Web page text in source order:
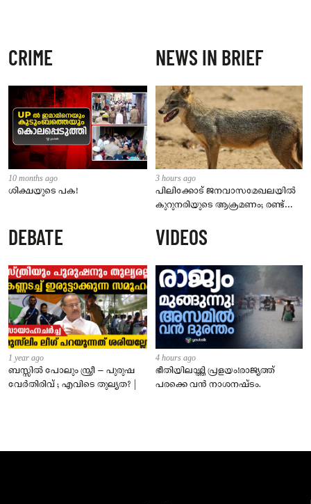
CRIME
10 months ago
ശിക്ഷയുടെ പക!
NEWS IN BRIEF
3 hours ago
പിലിക്കോട് ജനവാസമേഖലയിൽ
കുറുനരിയുടെ ആക്രമണം; രണ്ട്
നിർദേശം നൽകി പഞ്ചായത്ത്
DEBATE
1 year ago
ബസ്സിൽ പോലും സ്ത്രീ – പുരുഷ
വേർതിരിവ് ; എവിടെ തുല്യത? |
VIDEOS
4 hours ago
ഭീതിയിലാഴ്ത്തി പ്രളയം!രാജ്യത്ത്
പരക്കെ വൻ നാശനഷ്ടം.